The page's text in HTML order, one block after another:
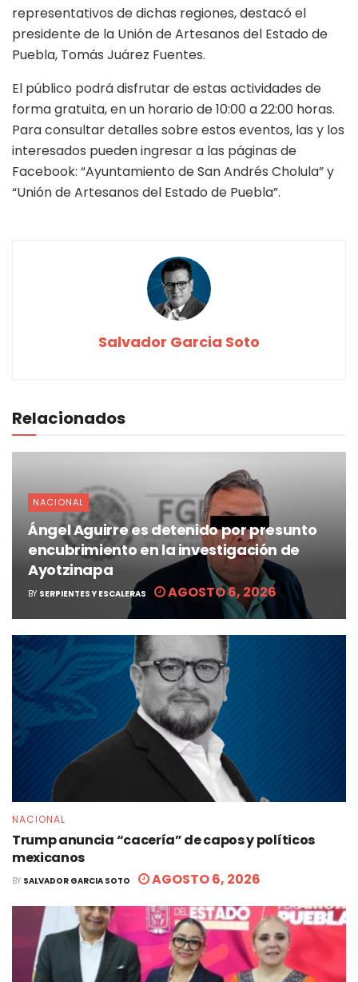
representativos de dichas regiones, destacó el
presidente de la Unión de Artesanos del Estado de
Puebla, Tomás Juárez Fuentes.
El público podrá disfrutar de estas actividades de
forma gratuita, en un horario de 10:00 a 22:00 horas.
Para consultar detalles sobre estos eventos, las y los
interesados pueden ingresar a las páginas de
Facebook: “Ayuntamiento de San Andrés Cholula” y
“Unión de Artesanos del Estado de Puebla”.
Salvador Garcia Soto
Relacionados
NACIONAL
Ángel Aguirre es detenido por presunto
encubrimiento en la investigación de
Ayotzinapa
BY SERPIENTES Y ESCALERAS AGOSTO 6, 2026
NACIONAL
Trump anuncia “cacería” de capos y políticos
mexicanos
BY SALVADOR GARCIA SOTO AGOSTO 6, 2026